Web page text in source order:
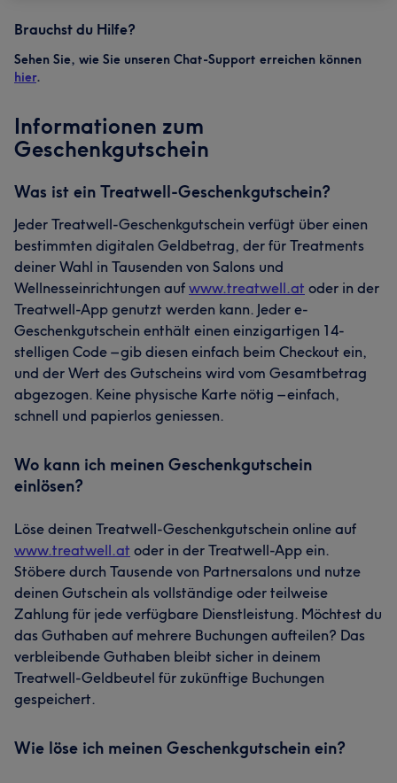
Brauchst du Hilfe?
Sehen Sie, wie Sie unseren Chat-Support erreichen können
hier.
Informationen zum
Geschenkgutschein
Was ist ein Treatwell-Geschenkgutschein?
Jeder Treatwell-Geschenkgutschein verfügt über einen
bestimmten digitalen Geldbetrag, der für Treatments
deiner Wahl in Tausenden von Salons und
Wellnesseinrichtungen auf www.treatwell.at oder in der
Treatwell-App genutzt werden kann. Jeder e-
Geschenkgutschein enthält einen einzigartigen 14-
stelligen Code – gib diesen einfach beim Checkout ein,
und der Wert des Gutscheins wird vom Gesamtbetrag
abgezogen. Keine physische Karte nötig – einfach,
schnell und papierlos geniessen.
Wo kann ich meinen Geschenkgutschein
einlösen?
Löse deinen Treatwell-Geschenkgutschein online auf
www.treatwell.at oder in der Treatwell-App ein.
Stöbere durch Tausende von Partnersalons und nutze
deinen Gutschein als vollständige oder teilweise
Zahlung für jede verfügbare Dienstleistung. Möchtest du
das Guthaben auf mehrere Buchungen aufteilen? Das
verbleibende Guthaben bleibt sicher in deinem
Treatwell-Geldbeutel für zukünftige Buchungen
gespeichert.
Wie löse ich meinen Geschenkgutschein ein?